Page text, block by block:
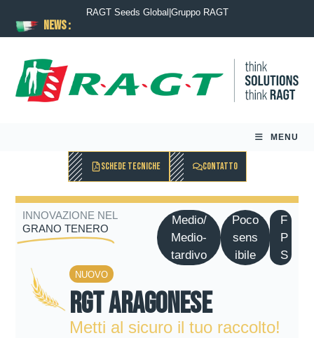
News :
RAGT Seeds Global Gruppo RAGT
MENU
SCHEDE TECNICHE CONTATTO
INNOVAZIONE NEL
GRANO TENERO
Medio/
Medio-
tardivo
Poco
sens
ibile
F
P
S
NUOVO
RGT ARAGONESE
Metti al sicuro il tuo raccolto!